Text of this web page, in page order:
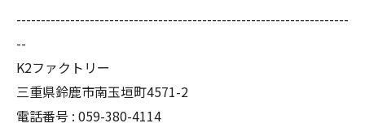
--------------------------------------------------------------------
--
K2ファクトリー
三重県鈴鹿市南玉垣町4571-2
電話番号 : 059-380-4114